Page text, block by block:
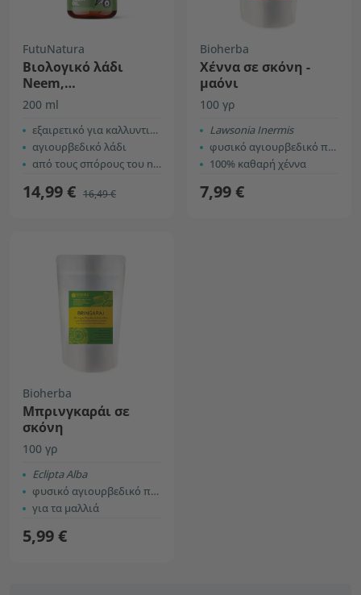
FutuNatura
Βιολογικό λάδι
Neem,
ψυχρής έκθλιψης
200 ml
εξαιρετικό για καλλυντικά
αγιουρβεδικό λάδι
από τους σπόρους του neem
14,99 € 16,49 €
Bioherba
Χέννα σε σκόνη -
μαόνι
100 γρ
Lawsonia Inermis
φυσικό αγιουρβεδικό προϊόν
100% καθαρή χέννα
7,99 €
Bioherba
Μπρινγκαράι σε
σκόνη
100 γρ
Eclipta Alba
φυσικό αγιουρβεδικό προϊόν
για τα μαλλιά
5,99 €